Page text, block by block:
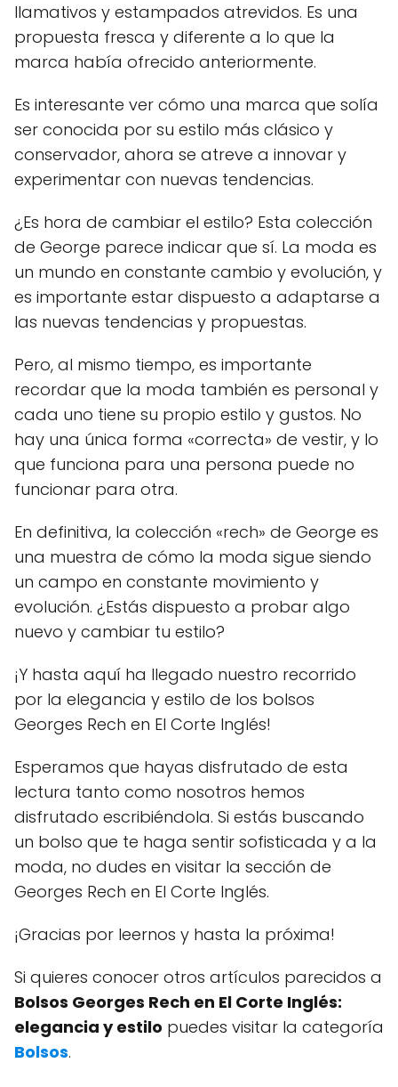
llamativos y estampados atrevidos. Es una
propuesta fresca y diferente a lo que la
marca había ofrecido anteriormente.
Es interesante ver cómo una marca que solía
ser conocida por su estilo más clásico y
conservador, ahora se atreve a innovar y
experimentar con nuevas tendencias.
¿Es hora de cambiar el estilo? Esta colección
de George parece indicar que sí. La moda es
un mundo en constante cambio y evolución, y
es importante estar dispuesto a adaptarse a
las nuevas tendencias y propuestas.
Pero, al mismo tiempo, es importante
recordar que la moda también es personal y
cada uno tiene su propio estilo y gustos. No
hay una única forma «correcta» de vestir, y lo
que funciona para una persona puede no
funcionar para otra.
En definitiva, la colección «rech» de George es
una muestra de cómo la moda sigue siendo
un campo en constante movimiento y
evolución. ¿Estás dispuesto a probar algo
nuevo y cambiar tu estilo?
¡Y hasta aquí ha llegado nuestro recorrido
por la elegancia y estilo de los bolsos
Georges Rech en El Corte Inglés!
Esperamos que hayas disfrutado de esta
lectura tanto como nosotros hemos
disfrutado escribiéndola. Si estás buscando
un bolso que te haga sentir sofisticada y a la
moda, no dudes en visitar la sección de
Georges Rech en El Corte Inglés.
¡Gracias por leernos y hasta la próxima!
Si quieres conocer otros artículos parecidos a
Bolsos Georges Rech en El Corte Inglés:
elegancia y estilo puedes visitar la categoría
Bolsos.